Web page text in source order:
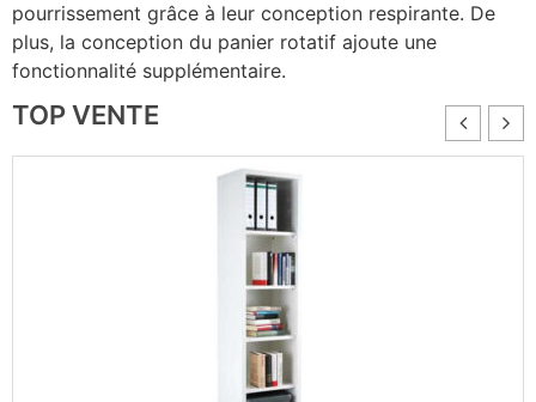
pourrissement grâce à leur conception respirante. De
plus, la conception du panier rotatif ajoute une
fonctionnalité supplémentaire.
TOP VENTE